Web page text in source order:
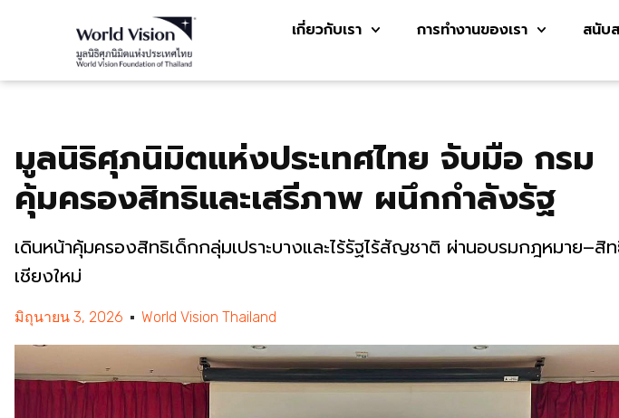
เกี่ยวกับเรา การทำงานของเรา สนับ
มูลนิธิศุภนิมิตแห่งประเทศไทย จับมือ กรม
คุ้มครองสิทธิและเสรีภาพ ผนึกกำลังรัฐ
เดินหน้าคุ้มครองสิทธิเด็กกลุ่มเปราะบางและไร้รัฐไร้สัญชาติ ผ่านอบรมกฎหมาย–สิ
เชียงใหม่
มิถุนายน 3, 2026 World Vision Thailand